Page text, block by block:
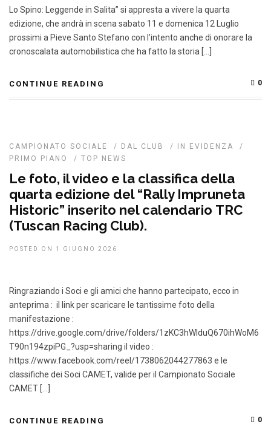
Lo Spino: Leggende in Salita” si appresta a vivere la quarta
edizione, che andrà in scena sabato 11 e domenica 12 Luglio
prossimi a Pieve Santo Stefano con l’intento anche di onorare la
cronoscalata automobilistica che ha fatto la storia […]
CONTINUE READING 0
CAMPIONATO SOCIALE / DAL CLUB / IN EVIDENZA
/
PRIMO PIANO
/ TOP NEWS
Le foto, il video e la classifica della
quarta edizione del “Rally Impruneta
Historic” inserito nel calendario TRC
(Tuscan Racing Club).
POSTED ON 1 GIUGNO 2026
Ringraziando i Soci e gli amici che hanno partecipato, ecco in
anteprima : il link per scaricare le tantissime foto della
manifestazione :
https://drive.google.com/drive/folders/1zKC3hWlduQ670ihWoM6
T90n194zpiPG_?usp=sharing il video :
https://www.facebook.com/reel/1738062044277863 e le
classifiche dei Soci CAMET, valide per il Campionato Sociale
CAMET […]
CONTINUE READING 0